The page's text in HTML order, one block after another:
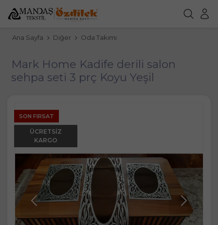
Ana Sayfa Diğer Oda Takımı
Mark Home Kadife derili salon
sehpa seti 3 prç Koyu Yeşil
SON FIRSAT
ÜCRETSIZ
KARGO